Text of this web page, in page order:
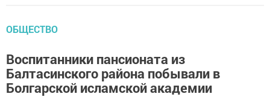
ОБЩЕСТВО
Воспитанники пансионата из
Балтасинского района побывали в
Болгарской исламской академии